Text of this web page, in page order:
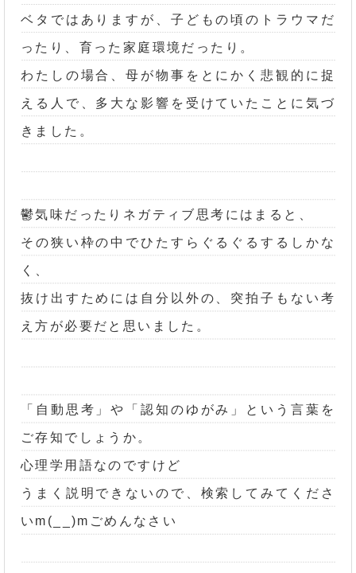
ベタではありますが、子どもの頃のトラウマだ
ったり、育った家庭環境だったり。
わたしの場合、母が物事をとにかく悲観的に捉
える人で、多大な影響を受けていたことに気づ
きました。
鬱気味だったりネガティブ思考にはまると、
その狭い枠の中でひたすらぐるぐるするしかな
く、
抜け出すためには自分以外の、突拍子もない考
え方が必要だと思いました。
「自動思考」や「認知のゆがみ」という言葉を
ご存知でしょうか。
心理学用語なのですけど
うまく説明できないので、検索してみてくださ
いm(__)mごめんなさい